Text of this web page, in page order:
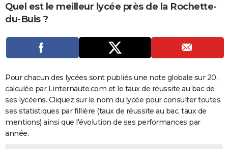
Carte de Noël
Carte Bonne année
Carte Saint-Valentin
Carte Pâques
Carte d'anniversaire
DICTIONNAIRE
Dictionnaire
Biographies
Citations
Expressions
Proverbes
PROGRAMME TV
S'inscrire
Se connecter
Lycées
Collèges
Primaires
Universités
Entreprises
Service militaire
Avis de recherche
AVIS DE DÉCÈS
FORUM
Bricolage
Lifestyle
Culture
Sport
Auto
Television
Voyage
Cinema
Quel est le meilleur lycée près de la Rochette-
du-Buis ?
Pour chacun des lycées sont publiés une note globale sur 20,
calculée par Linternaute.com et le taux de réussite au bac de
ses lycéens. Cliquez sur le nom du lycée pour consulter toutes
ses statistiques par fillière (taux de réussite au bac, taux de
mentions) ainsi que l'évolution de ses performances par
année.